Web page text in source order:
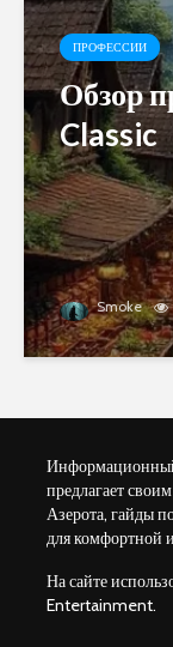
ПРОФЕССИИ
Обзор
Classic
Smoke
предлагает
Азерота, гайды
для комфортной
На сайте
Entertainment.